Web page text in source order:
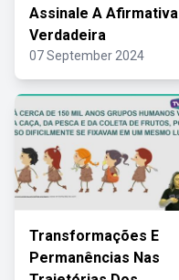
Assinale A Afirmativa
Verdadeira
07 September 2024
Transformações E
Permanências Nas